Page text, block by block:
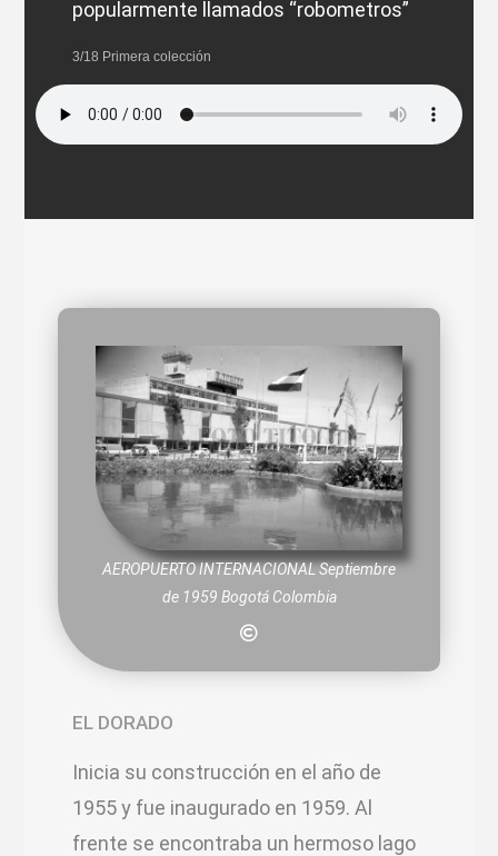
popularmente llamados “robometros”
3/18 Primera colección
AEROPUERTO INTERNACIONAL Septiembre
de 1959 Bogotá Colombia
EL DORADO
Inicia su construcción en el año de
1955 y fue inaugurado en 1959. Al
frente se encontraba un hermoso lago